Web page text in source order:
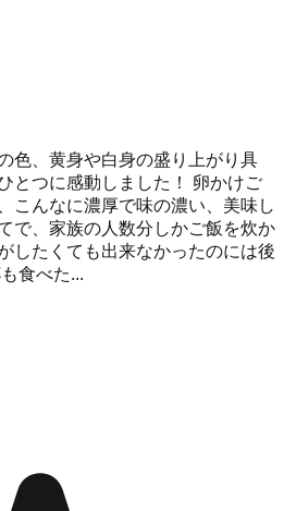
色、黄身や白身の盛り上がり具
とつに感動しました！ 卵かけご
こんなに濃厚で味の濃い、美味し
で、家族の人数分しかご飯を炊か
したくても出来なかったのには後
食べた...